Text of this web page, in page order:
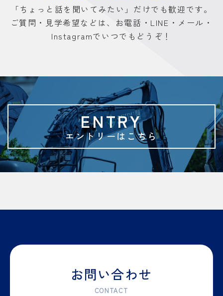
「ちょっと話を聞いてみたい」だけでも歓迎です。
ご質問・見学希望などは、お電話・LINE・メール・
Instagramでいつでもどうぞ！
ENTRY
エントリーはこちら
お問い合わせ
CONTACT